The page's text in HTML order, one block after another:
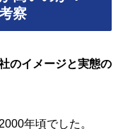
察
社のイメージと実態の
年頃でした。